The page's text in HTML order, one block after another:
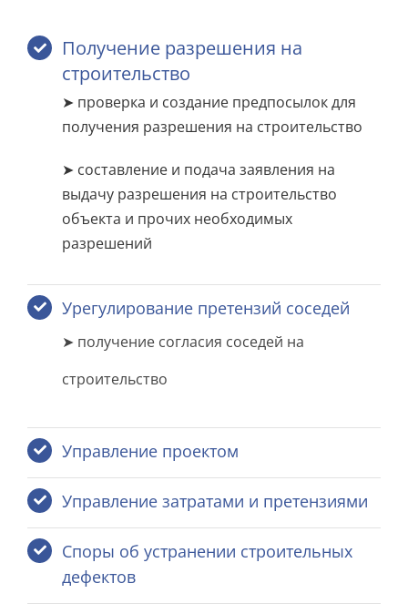
Получение разрешения на
строительство
➤ проверка и создание предпосылок для
получения разрешения на строительство
➤ составление и подача заявления на
выдачу разрешения на строительство
объекта и прочих необходимых
разрешений
Урегулирование претензий соседей
➤ получение согласия соседей на
строительство
Управление проектом
Управление затратами и претензиями
Споры об устранении строительных
дефектов